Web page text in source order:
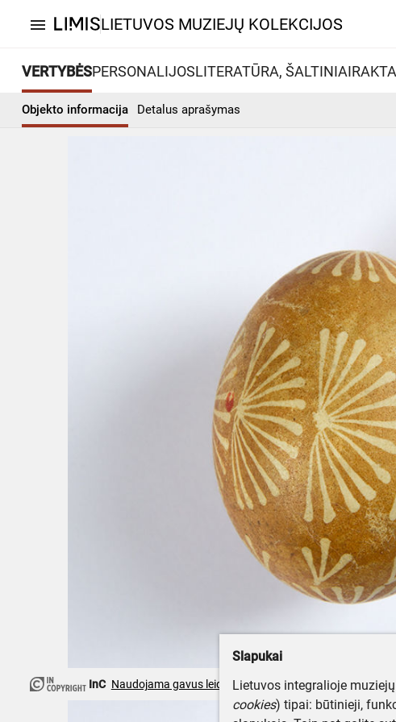
menu LIETUVOS MUZIEJŲ KOLEKCIJOS
VERTYBĖSPERSONALIJOSLITERATŪRA, ŠALTINIAI
Objekto informacija Detalus aprašymas
InC Naudojama gavus leidimą
Slapukai
Lietuvos integralioje
cookies) tipai: būtinieji,